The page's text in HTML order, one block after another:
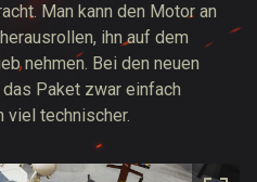
Man kann den Motor an
ihn auf dem
nehmen. Bei den neuen
Paket zwar einfach
viel technischer.